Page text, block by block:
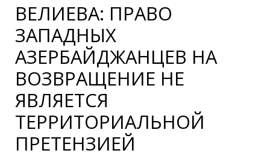
ВЕЛИЕВА: ПРАВО
ЗАПАДНЫХ
АЗЕРБАЙДЖАНЦЕВ НА
ВОЗВРАЩЕНИЕ НЕ
ЯВЛЯЕТСЯ
ТЕРРИТОРИАЛЬНОЙ
ПРЕТЕНЗИЕЙ